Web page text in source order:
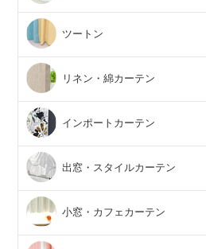
ツートン
リネン・綿カーテン
インポートカーテン
出窓・スタイルカーテン
小窓・カフェカーテン